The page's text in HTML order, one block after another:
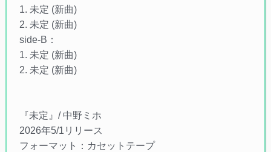
1. 未定 (新曲)
2. 未定 (新曲)
side-B：
1. 未定 (新曲)
2. 未定 (新曲)
『未定』/ 中野ミホ
2026年5/1リリース
フォーマット：カセットテープ